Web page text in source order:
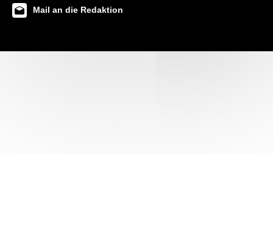
Mail an die Redaktion